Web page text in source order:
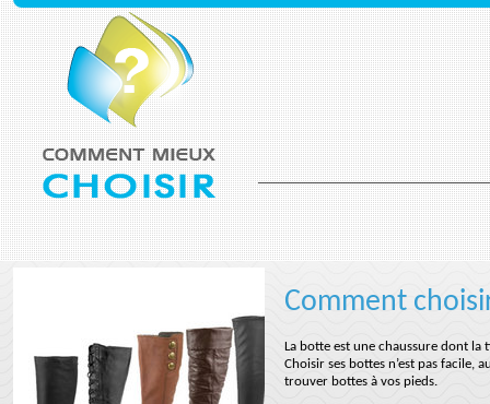
Comment
La botte est une chaussure dont la
Choisir ses bottes n’est pas facile,
trouver bottes à vos pieds.